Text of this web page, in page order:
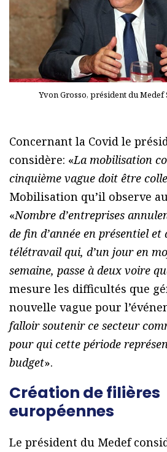
Yvon Grosso, président du Medef
Concernant la Covid le
considère: «La mobilisation
cinquième vague doit être
Mobilisation qu’il observe
«Nombre d’entreprises
de fin d’année en présentiel et
télétravail qui, d’un jour en
semaine, passe à deux voire
mesure les difficultés que
nouvelle vague pour
falloir soutenir ce secteur
pour qui cette période
budget».
Création de filières
européennes
Le président du Medef